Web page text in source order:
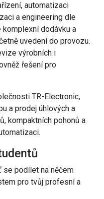
automatizaci
a engineering dle
dodávku a
uvedení do provozu.
výrobních i
řešení pro
TR-Electronic,
a prodej úhlových a
kompaktních pohonů a
se podílet na něčem
pro tvůj profesní a